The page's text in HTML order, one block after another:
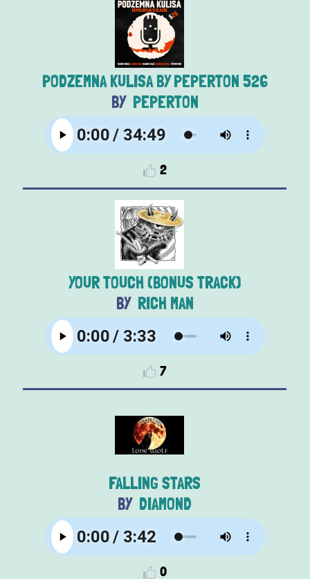
PODZEMNA KULISA BY PEPERTON 526
PEPERTON
2
YOUR TOUCH (BONUS TRACK)
RICH MAN
7
FALLING STARS
DIAMOND
0